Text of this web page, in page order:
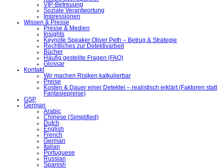
VIP-Betreuung
Soziale Verantwortung
Impressionen
Wissen & Presse
Presse & Medien
Insights
Keynote Speaker Oliver Peth – Betrug & Strategie
Rechtliches zur Detektivarbeit
Bücher
Häufig gestellte Fragen (FAQ)
Glossar
Kontakt
Wir machen Risiken kalkulierbar
Preise
Kosten & Dauer einer Detektei – realistisch erklärt (Faktoren statt
Fantasiepreise)
GSP
German
Arabic
Chinese (Simplified)
Dutch
English
French
German
Italian
Portuguese
Russian
Spanish